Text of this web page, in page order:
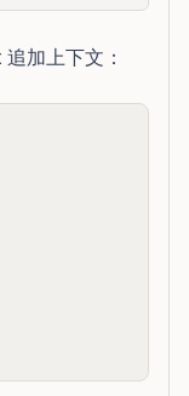
加上下文：